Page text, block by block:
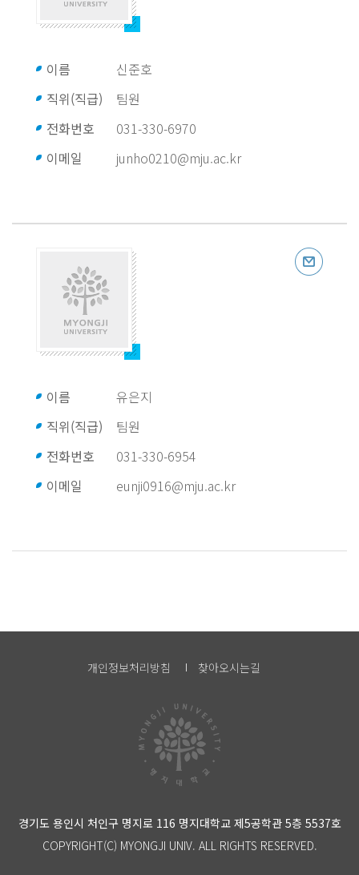
이름
신준호
직위(직급)
팀원
전화번호
031-330-6970
이메일
junho0210@mju.ac.kr
이름
유은지
직위(직급)
팀원
전화번호
031-330-6954
이메일
eunji0916@mju.ac.kr
개인정보처리방침 찾아오시는길
경기도 용인시 처인구 명지로 116 명지대학교 제5공학관 5층 5537호
COPYRIGHT(C) MYONGJI UNIV. ALL RIGHTS RESERVED.